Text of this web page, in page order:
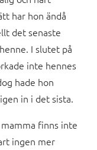
har hon ändå
det senaste
I slutet på
inte hennes
hade hon
in i det sista.
finns inte
ingen mer